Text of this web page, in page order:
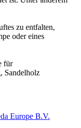
zu entfalten,
oder eines
für
Sandelholz
Europe B.V.